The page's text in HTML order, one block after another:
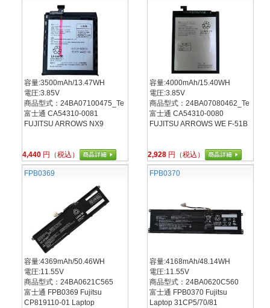
容量:3500mAh/13.47WH
電圧:3.85V
商品型式：24BA07100475_Te
富士通 CA54310-0081
FUJITSU ARROWS NX9
4,440 円（税込）
容量:4000mAh/15.40WH
電圧:3.85V
商品型式：24BA07080462_Te
富士通 CA54310-0080
FUJITSU ARROWS WE F-51B
2,928 円（税込）
FPB0369
容量:4369mAh/50.46WH
電圧:11.55V
商品型式：24BA0621C565
富士通 FPB0369 Fujitsu
CP819110-01 Laptop
FPB0370
容量:4168mAh/48.14WH
電圧:11.55V
商品型式：24BA0620C560
富士通 FPB0370 Fujitsu
Laptop 31CP5/70/81